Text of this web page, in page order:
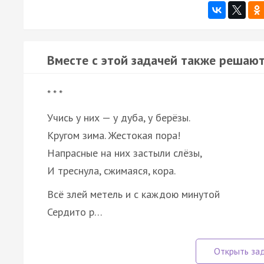
Вместе с этой задачей также
* * *
Учись у них — у дуба, у берёзы.
Кругом зима. Жестокая пора!
Напрасные на них застыли слёзы,
И треснула, сжимаяся, кора.
Всё злей метель и с каждою минутой
Сердито р…